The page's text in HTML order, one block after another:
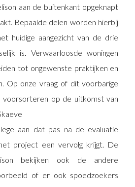
aan de buitenkant opgeknapt
Bepaalde delen worden hierbij
huidige aangezicht van de drie
is. Verwaarloosde woningen
tot ongewenste praktijken en
Op onze vraag of dit voorbarige
voorsorteren op de uitkomst van
aan dat pas na de evaluatie
project een vervolg krijgt. De
bekijken ook de andere
of er ook spoedzoekers